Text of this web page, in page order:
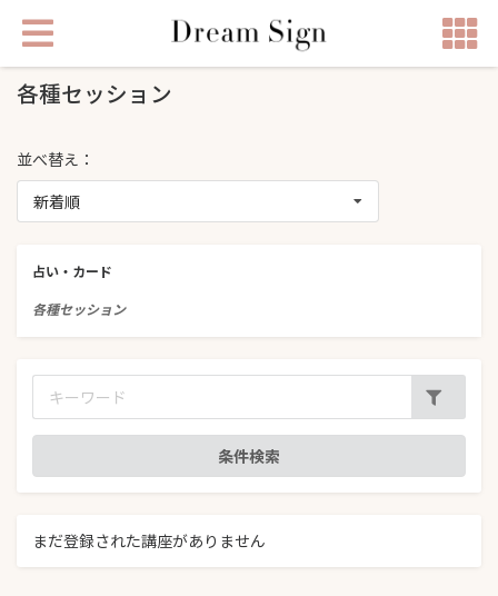
各種セッション
並べ替え：
新着順
占い・カード
各種セッション
まだ登録された講座がありません